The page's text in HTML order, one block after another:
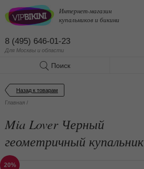
Интернет-магазин
купальников и бикини
8 (495) 646-01-23
Для Москвы и области
Поиск
Назад к товарам
Главная /
Mia Lover Черный
геометричный купальник
20%